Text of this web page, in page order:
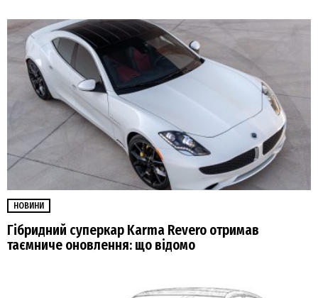
НОВИНИ
Гібридний суперкар Karma Revero отримав
таємниче оновлення: що відомо